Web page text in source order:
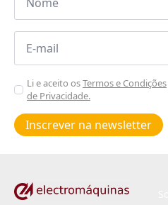
Email
Aceitar
Poiticas
de
privacidade
Li e aceito osTermos e Condições
de Privacidade.
Inscrever na newsletter